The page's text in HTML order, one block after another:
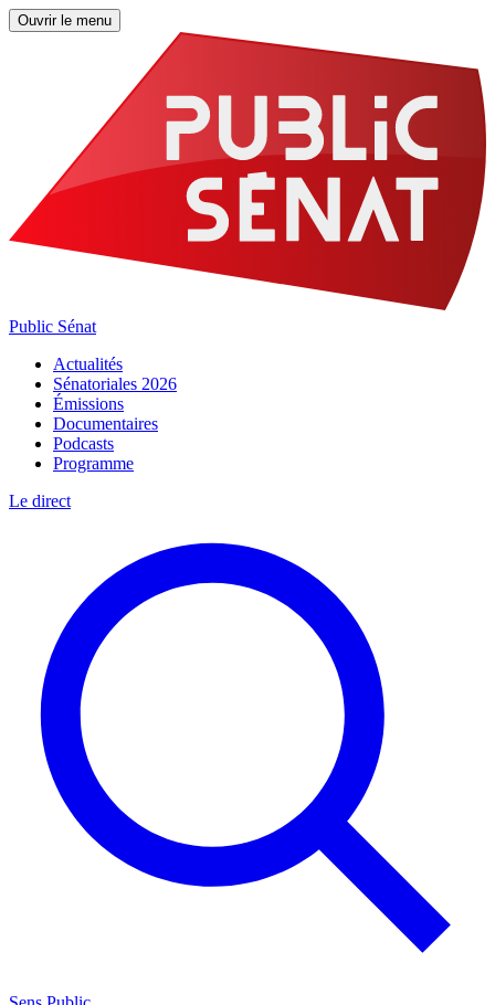
Ouvrir le menu
Public Sénat
Actualités
Sénatoriales 2026
Émissions
Documentaires
Podcasts
Programme
Le direct